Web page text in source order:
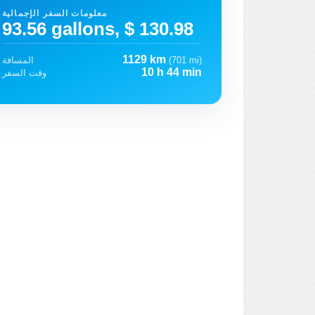
معلومات السفر الإجمالية
93.56 gallons, $ 130.98
المسافة 1129 km (701 mi)
وقت السفر
10 h 44 min